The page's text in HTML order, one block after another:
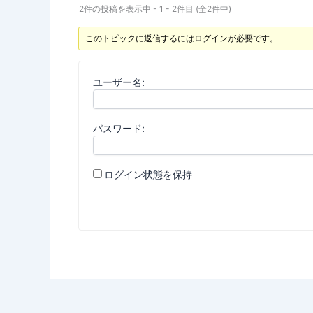
2件の投稿を表示中 - 1 - 2件目 (全2件中)
このトピックに返信するにはログインが必要です。
ユーザー名:
パスワード:
ログイン状態を保持